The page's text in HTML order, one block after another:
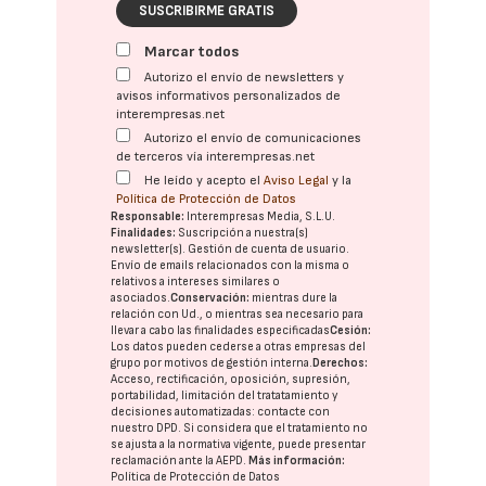
SUSCRIBIRME GRATIS
Marcar todos
Autorizo el envío de newsletters y
avisos informativos personalizados de
interempresas.net
Autorizo el envío de comunicaciones
de terceros vía interempresas.net
He leído y acepto elAviso Legal y la
Política de Protección de Datos
Responsable: Interempresas Media, S.L.U.
Finalidades: Suscripción a nuestra(s)
newsletter(s). Gestión de cuenta de usuario.
Envío de emails relacionados con la misma o
relativos a intereses similares o
asociados.Conservación: mientras dure la
relación con Ud., o mientras sea necesario para
llevar a cabo las finalidades especificadasCesión:
Los datos pueden cederse a otras empresas del
grupo por motivos de gestión interna. Derechos:
Acceso, rectificación, oposición, supresión,
portabilidad, limitación del tratatamiento y
decisiones automatizadas: contacte con
nuestro DPD. Si considera que el tratamiento no
se ajusta a la normativa vigente, puede presentar
reclamación ante laAEPD. Más información:
Política de Protección de Datos